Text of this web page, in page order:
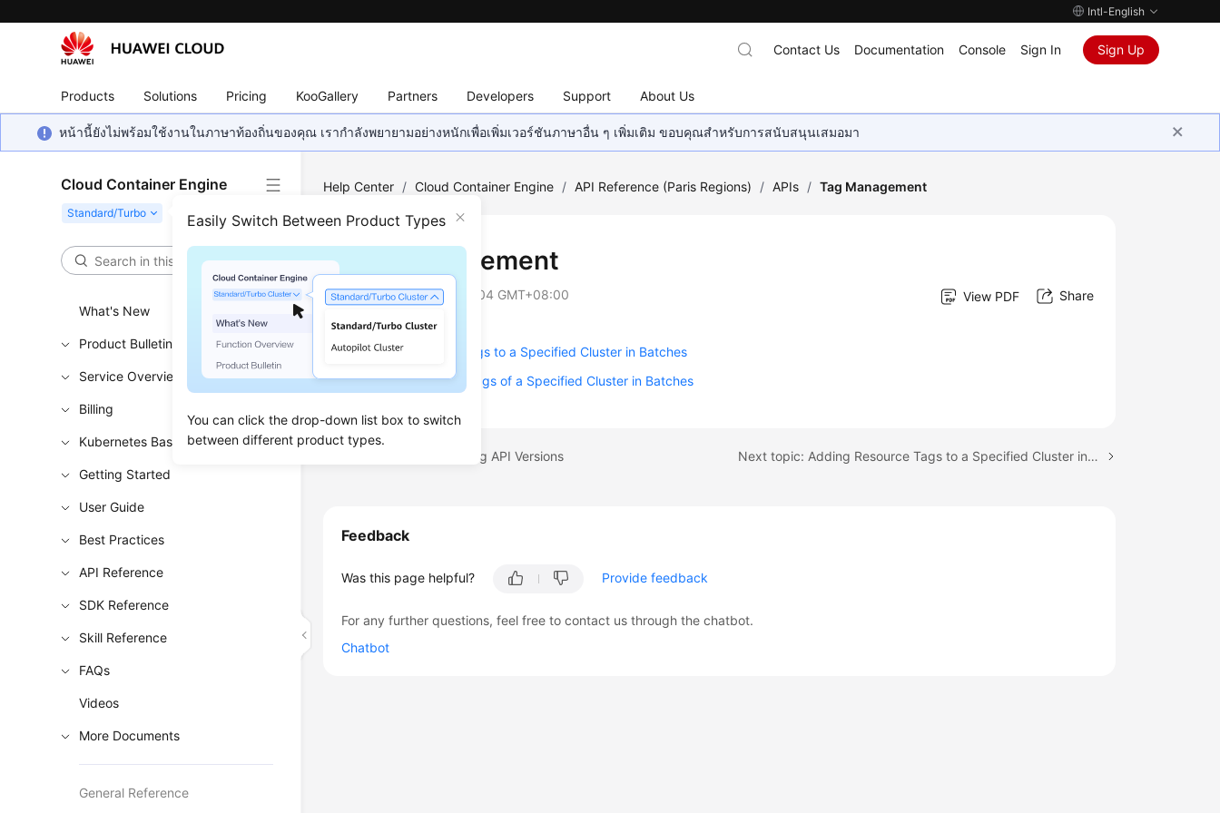
Intl-English
Products Solutions Pricing KooGallery Partners Developers Support About Us
Contact Us Documentation Console Sign In Sign Up
หน้านี้ยังไม่พร้อมใช้งานในภาษาท้องถิ่นของคุณ เรากำลังพยายามอย่างหนักเพื่อเพิ่มเวอร์ชันภาษาอื่น ๆ เพิ่มเติม ขอบคุณสำหรับการสนับสนุนเสมอมา
Cloud Container Engine
Easily Switch Between Product Types
You can click the drop-down list box to switch
between different product types.
What's New
Product Bulletin
Service Overview
Billing
Kubernetes Basics
Getting Started
User Guide
Best Practices
API Reference
SDK Reference
Skill Reference
FAQs
Videos
More Documents
General Reference
Help Center / Cloud Container Engine / API Reference (Paris Regions) / APIs / Tag Management
Tag Management
Updated on2025-03-04 GMT+08:00 View PDF Share
Adding Resource Tags to a Specified Cluster in Batches
Deleting Resource Tags of a Specified Cluster in Batches
Previous topic: Obtaining API Versions Next topic: Adding Resource Tags to a Specified Cluster in Batches
Feedback
Was this page helpful? Provide feedback
For any further questions, feel free to contact us through the chatbot.
Chatbot